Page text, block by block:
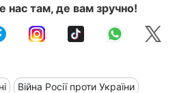
нас там, де вам зручно!
Війна Росії проти України